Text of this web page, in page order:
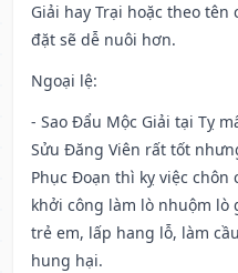
Giải hay Trại hoặc theo
đặt sẽ dễ nuôi hơn.
Ngoại lệ:
- Sao Đẩu Mộc Giải tại Tỵ
Sửu Đăng Viên rất tốt
Phục Đoạn thì kỵ việc
khởi công làm lò nhuộm lò
trẻ em, lấp hang lỗ, làm
hung hại.